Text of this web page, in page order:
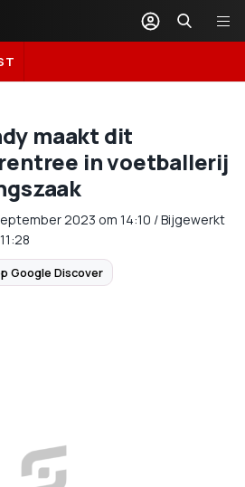
maakt dit
in voetballerij
2023 om 14:10 /Bijgewerkt
Google Discover